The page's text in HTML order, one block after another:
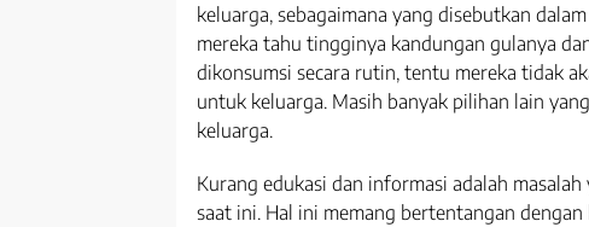
keluarga, sebagaimana yang disebutkan
mereka tahu tingginya kandungan gulanya
dikonsumsi secara rutin, tentu mereka tidak
untuk keluarga. Masih banyak pilihan lain
keluarga.
Kurang edukasi dan informasi adalah
saat ini. Hal ini memang bertentangan